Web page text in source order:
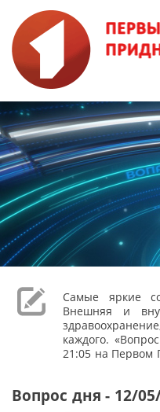
Самые яркие
Внешняя и
каждого.
21:05 на Первом
Вопрос дня - 12/